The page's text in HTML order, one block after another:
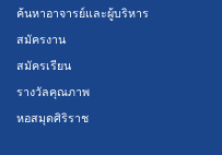
ค้นหาอาจารย์และผู้บริหาร
สมัครงาน
สมัครเรียน
รางวัลคุณภาพ
หอสมุดศิริราช